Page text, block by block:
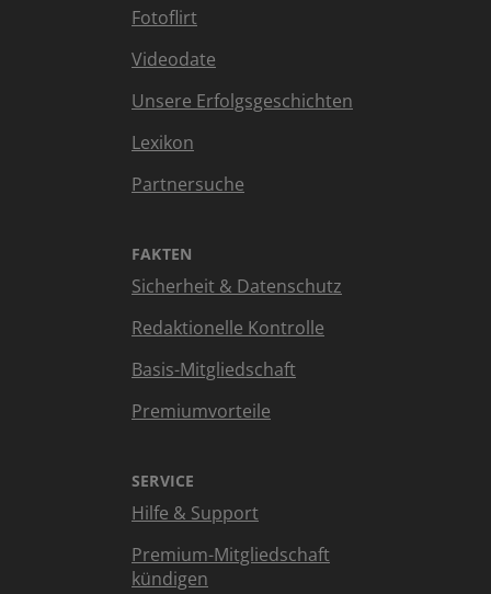
Fotoflirt
Videodate
Unsere Erfolgsgeschichten
Lexikon
Partnersuche
FAKTEN
Sicherheit & Datenschutz
Redaktionelle Kontrolle
Basis-Mitgliedschaft
Premiumvorteile
SERVICE
Hilfe & Support
Premium-Mitgliedschaft
kündigen